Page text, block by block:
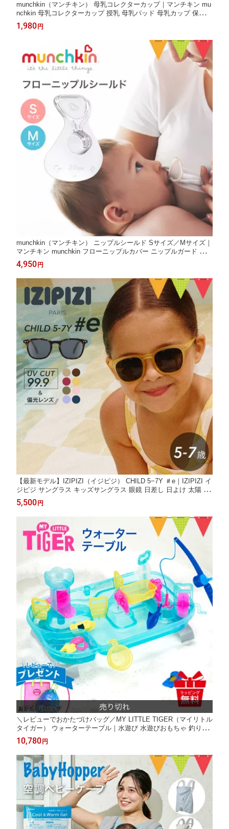
munchkin（マンチキン） 母乳コレクターカップ｜マンチキン mu
nchkin 母乳コレクターカップ 授乳 母乳パッド 母乳カップ 保存ケ
ース 搾乳 便利 母乳育児グッズ 育児の悩み 母乳の悩み ママ 清潔
便利 使いやすい 赤ちゃん
1,980 円
munchkin（マンチキン） ニップルシールド Sサイズ／Mサイズ｜
マンチキン munchkin フローニップルカバー ニップルガード ケー
ス付 乳頭保護 授乳 痛み軽減 乳首保護 シリコン 密着 赤ちゃん ベ
ビー 出産準備 出産祝い ギフト プレゼント
4,950 円
【最新モデル】IZIPIZI（イジピジ） CHILD 5−7Y ＃e｜IZIPIZI イ
ジピジ サングラス キッズサングラス 眼鏡 日差し 日よけ 太陽 夏
UV UVカット 子供 キッズ お出掛け 遊び プール アウトドア プレ
ゼント ギフト 紫外線 おしゃれ
5,500 円
＼レビューでおかたづけバッグ／MY LITTLE TIGER（マイリトル
タイガー） ウォーターテーブル｜水遊び 水遊びおもちゃ 釣り遊
び DADWAY プレゼント ギフト 仕掛け キッズ 子供 出産祝い 誕
生日 夏 夏休み 水 涼しい
10,780 円